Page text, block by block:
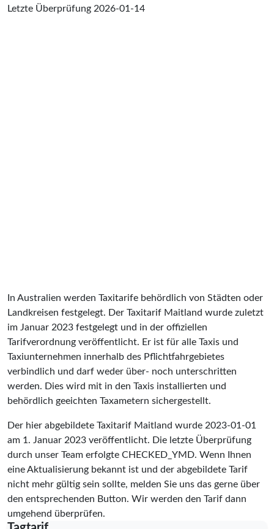
Letzte Überprüfung 2026-01-14
In Australien werden Taxitarife behördlich von Städten oder
Landkreisen festgelegt. Der Taxitarif Maitland wurde zuletzt
im Januar 2023 festgelegt und in der offiziellen
Tarifverordnung veröffentlicht. Er ist für alle Taxis und
Taxiunternehmen innerhalb des Pflichtfahrgebietes
verbindlich und darf weder über- noch unterschritten
werden. Dies wird mit in den Taxis installierten und
behördlich geeichten Taxametern sichergestellt.
Der hier abgebildete Taxitarif Maitland wurde 2023-01-01
am 1. Januar 2023 veröffentlicht. Die letzte Überprüfung
durch unser Team erfolgte CHECKED_YMD. Wenn Ihnen
eine Aktualisierung bekannt ist und der abgebildete Tarif
nicht mehr gültig sein sollte, melden Sie uns das gerne über
den entsprechenden Button. Wir werden den Tarif dann
umgehend überprüfen.